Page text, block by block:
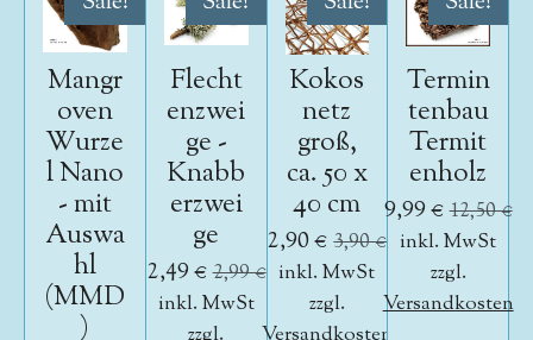
Mangr
oven
Wurze
l Nano
- mit
Auswa
hl
(MMD
)
Flecht
enzwei
ge -
Knabb
erzwei
ge
2,49 €2,99 €
inkl. MwSt
Kokos
netz
groß,
ca. 50 x
40 cm
2,90 € 3,90 €
inkl. MwSt
zzgl.
Termin
tenbau
Termit
enholz
9,99 €12,50 €
inkl. MwSt
zzgl.
Versandkosten